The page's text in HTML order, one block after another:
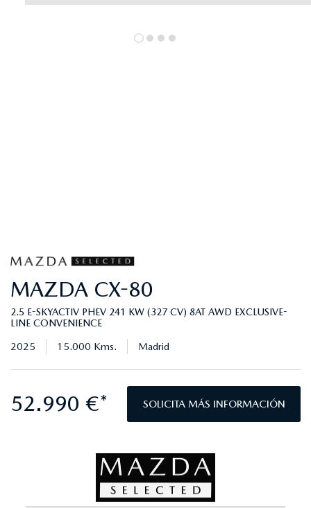
MAZDA CX-80
2.5 E-SKYACTIV PHEV 241 KW (327 CV) 8AT AWD EXCLUSIVE-
LINE CONVENIENCE
2025 15.000 Kms. Madrid
52.990 €* SOLICITA MÁS INFORMACIÓN